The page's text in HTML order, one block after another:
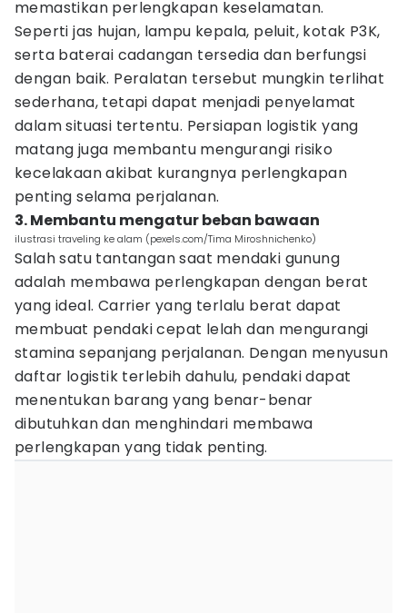
memastikan perlengkapan keselamatan.
Seperti jas hujan, lampu kepala, peluit, kotak P3K,
serta baterai cadangan tersedia dan berfungsi
dengan baik. Peralatan tersebut mungkin terlihat
sederhana, tetapi dapat menjadi penyelamat
dalam situasi tertentu. Persiapan logistik yang
matang juga membantu mengurangi risiko
kecelakaan akibat kurangnya perlengkapan
penting selama perjalanan.
3. Membantu mengatur beban bawaan
ilustrasi traveling ke alam (pexels.com/Tima Miroshnichenko)
Salah satu tantangan saat mendaki gunung
adalah membawa perlengkapan dengan berat
yang ideal. Carrier yang terlalu berat dapat
membuat pendaki cepat lelah dan mengurangi
stamina sepanjang perjalanan. Dengan menyusun
daftar logistik terlebih dahulu, pendaki dapat
menentukan barang yang benar-benar
dibutuhkan dan menghindari membawa
perlengkapan yang tidak penting.